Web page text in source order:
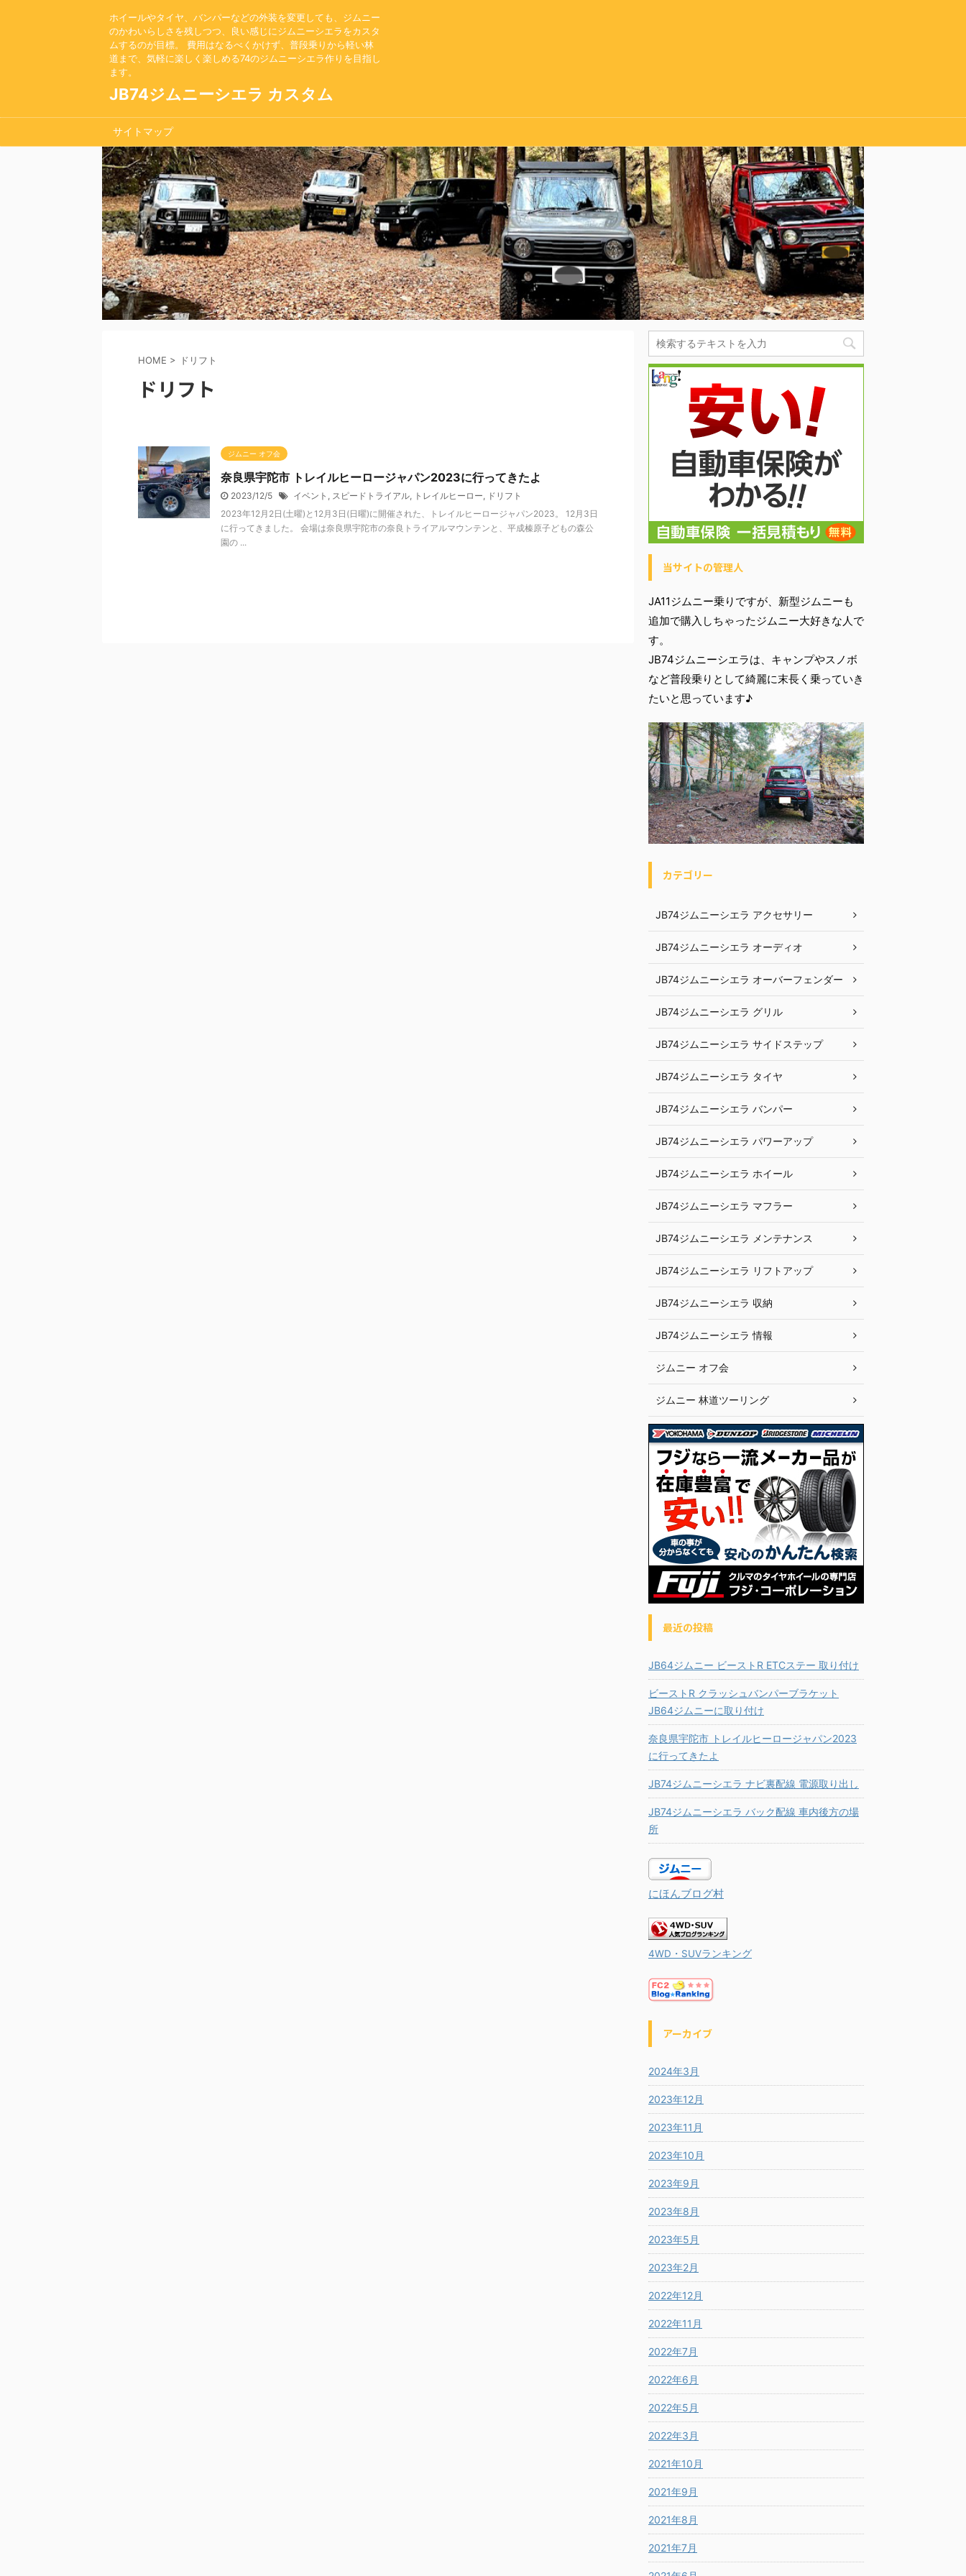
ホイールやタイヤ、バンパーなどの外装を変更しても、ジムニー
のかわいらしさを残しつつ、良い感じにジムニーシエラをカスタ
ムするのが目標。 費用はなるべくかけず、普段乗りから軽い林
道まで、気軽に楽しく楽しめる74のジムニーシエラ作りを目指し
ます。
JB74ジムニーシエラ カスタム
サイトマップ
HOME > ドリフト
ドリフト
ジムニー オフ会
奈良県宇陀市 トレイルヒーロージャパン2023に行ってきたよ
2023/12/5 イベント スピードトライアル トレイルヒーロー
ドリフト
2023年12月2日(土曜)と12月3日(日曜)に開催された、トレイルヒーロージャパン2023。 12月3日
に行ってきました。 会場は奈良県宇陀市の奈良トライアルマウンテンと、平成榛原子どもの森公
園の ...
当サイトの管理人
JA11ジムニー乗りですが、新型ジムニーも
追加で購入しちゃったジムニー大好きな人で
す。
JB74ジムニーシエラは、キャンプやスノボ
など普段乗りとして綺麗に末長く乗っていき
たいと思っています♪
カテゴリー
JB74ジムニーシエラ アクセサリー
JB74ジムニーシエラ オーディオ
JB74ジムニーシエラ オーバーフェンダー
JB74ジムニーシエラ グリル
JB74ジムニーシエラ サイドステップ
JB74ジムニーシエラ タイヤ
JB74ジムニーシエラ バンパー
JB74ジムニーシエラ パワーアップ
JB74ジムニーシエラ ホイール
JB74ジムニーシエラ マフラー
JB74ジムニーシエラ メンテナンス
JB74ジムニーシエラ リフトアップ
JB74ジムニーシエラ 収納
JB74ジムニーシエラ 情報
ジムニー オフ会
ジムニー 林道ツーリング
最近の投稿
JB64ジムニー ビーストR ETCステー 取り付け
ビーストR クラッシュバンパーブラケット
JB64ジムニーに取り付け
奈良県宇陀市 トレイルヒーロージャパン2023
に行ってきたよ
JB74ジムニーシエラ ナビ裏配線 電源取り出し
JB74ジムニーシエラ バック配線 車内後方の場
所
にほんブログ村
4WD・SUVランキング
アーカイブ
2024年3月
2023年12月
2023年11月
2023年10月
2023年9月
2023年8月
2023年5月
2023年2月
2022年12月
2022年11月
2022年7月
2022年6月
2022年5月
2022年3月
2021年10月
2021年9月
2021年8月
2021年7月